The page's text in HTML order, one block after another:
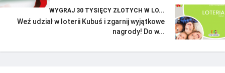
WYGRAJ 30 TYSIĘCY ZŁOTYCH W LO...
Weź udział w loterii Kubuś i zgarnij wyjątkowe
nagrody! Do w...